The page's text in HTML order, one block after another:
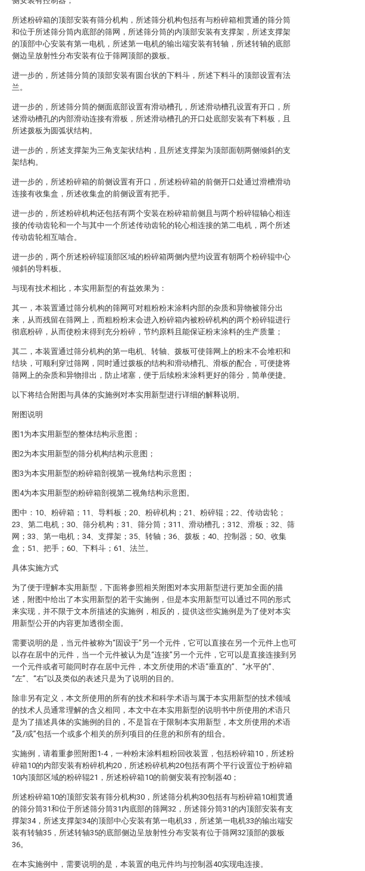
所述粉碎箱的顶部安装有筛分机构，所述筛分机构包括有与粉碎箱相贯通的筛分筒
和位于所述筛分筒内底部的筛网，所述筛分筒的内顶部安装有支撑架，所述支撑架
的顶部中心安装有第一电机，所述第一电机的输出端安装有转轴，所述转轴的底部
侧边呈放射性分布安装有位于筛网顶部的拨板。
进一步的，所述筛分筒的顶部安装有圆台状的下料斗，所述下料斗的顶部设置有法
兰。
进一步的，所述筛分筒的侧面底部设置有滑动槽孔，所述滑动槽孔设置有开口，所
述滑动槽孔的内部滑动连接有滑板，所述滑动槽孔的开口处底部安装有下料板，且
所述拨板为圆弧状结构。
进一步的，所述支撑架为三角支架状结构，且所述支撑架为顶部面朝两侧倾斜的支
架结构。
进一步的，所述粉碎箱的前侧设置有开口，所述粉碎箱的前侧开口处通过滑槽滑动
连接有收集盒，所述收集盒的前侧设置有把手。
进一步的，所述粉碎机构还包括有两个安装在粉碎箱前侧且与两个粉碎辊轴心相连
接的传动齿轮和一个与其中一个所述传动齿轮的轮心相连接的第二电机，两个所述
传动齿轮相互啮合。
进一步的，两个所述粉碎辊顶部区域的粉碎箱两侧内壁均设置有朝两个粉碎辊中心
倾斜的导料板。
与现有技术相比，本实用新型的有益效果为：
其一，本装置通过筛分机构的筛网可对粗粉粉末涂料内部的杂质和异物被筛分出
来，从而残留在筛网上，而粗粉粉末会进入粉碎箱内被粉碎机构的两个粉碎辊进行
彻底粉碎，从而使粉末得到充分粉碎，节约原料且能保证粉末涂料的生产质量；
其二，本装置通过筛分机构的第一电机、转轴、拨板可使筛网上的粉末不会堆积和
结块，可顺利穿过筛网，同时通过拨板的结构和滑动槽孔、滑板的配合，可便捷将
筛网上的杂质和异物排出，防止堵塞，便于后续粉末涂料更好的筛分，简单便捷。
以下将结合附图与具体的实施例对本实用新型进行详细的解释说明。
附图说明
图1为本实用新型的整体结构示意图；
图2为本实用新型的筛分机构结构示意图；
图3为本实用新型的粉碎箱剖视第一视角结构示意图；
图4为本实用新型的粉碎箱剖视第二视角结构示意图。
图中：10、粉碎箱；11、导料板；20、粉碎机构；21、粉碎辊；22、传动齿轮；
23、第二电机；30、筛分机构；31、筛分筒；311、滑动槽孔；312、滑板；32、筛
网；33、第一电机；34、支撑架；35、转轴；36、拨板；40、控制器；50、收集
盒；51、把手；60、下料斗；61、法兰。
具体实施方式
为了便于理解本实用新型，下面将参照相关附图对本实用新型进行更加全面的描
述，附图中给出了本实用新型的若干实施例，但是本实用新型可以通过不同的形式
来实现，并不限于文本所描述的实施例，相反的，提供这些实施例是为了使对本实
用新型公开的内容更加透彻全面。
需要说明的是，当元件被称为“固设于”另一个元件，它可以直接在另一个元件上也可
以存在居中的元件，当一个元件被认为是“连接”另一个元件，它可以是直接连接到另
一个元件或者可能同时存在居中元件，本文所使用的术语“垂直的”、“水平的”、
“左”、“右”以及类似的表述只是为了说明的目的。
除非另有定义，本文所使用的所有的技术和科学术语与属于本实用新型的技术领域
的技术人员通常理解的含义相同，本文中在本实用新型的说明书中所使用的术语只
是为了描述具体的实施例的目的，不是旨在于限制本实用新型，本文所使用的术语
“及/或”包括一个或多个相关的所列项目的任意的和所有的组合。
实施例，请着重参照附图1-4，一种粉末涂料粗粉回收装置，包括粉碎箱10，所述粉
碎箱10的内部安装有粉碎机构20，所述粉碎机构20包括有两个平行设置位于粉碎箱
10内顶部区域的粉碎辊21，所述粉碎箱10的前侧安装有控制器40；
所述粉碎箱10的顶部安装有筛分机构30，所述筛分机构30包括有与粉碎箱10相贯通
的筛分筒31和位于所述筛分筒31内底部的筛网32，所述筛分筒31的内顶部安装有支
撑架34，所述支撑架34的顶部中心安装有第一电机33，所述第一电机33的输出端安
装有转轴35，所述转轴35的底部侧边呈放射性分布安装有位于筛网32顶部的拨板
36。
在本实施例中，需要说明的是，本装置的电元件均与控制器40实现电连接。